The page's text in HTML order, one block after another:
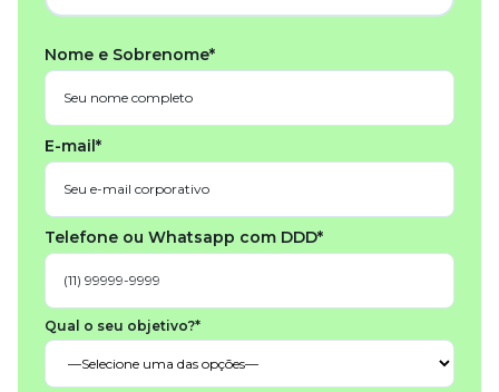
Nome e Sobrenome*
E-mail*
Telefone ou Whatsapp com DDD*
Qual o seu objetivo?*